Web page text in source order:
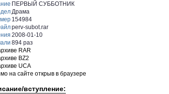
ПЕРВЫЙ СУББОТНИК
Драма
154984
perv-subot.rar
2008-01-10
894 раз
RAR
BZ2
UCA
на сайте открыв в браузере
вступление: